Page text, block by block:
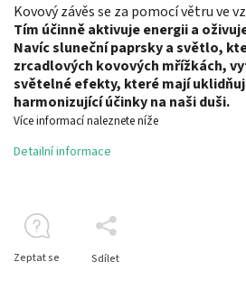
Kovový závěs se za pomocí větru ve
Tím účinně aktivuje energii a
Navíc sluneční paprsky a světlo,
zrcadlových kovových mřížkách,
světelné efekty, které mají
harmonizující účinky na naši duši.
Více informací naleznete níže
Detailní informace
Zeptat se Sdílet